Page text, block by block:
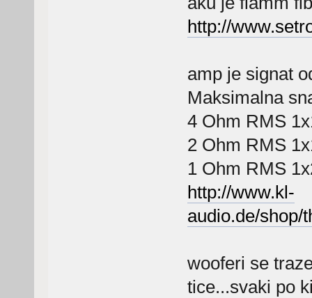
http://
amp je signat
Maksimalna
4 Ohm RMS
2 Ohm RMS
1 Ohm RMS
http://www.kl-
audio.de/shop/
wooferi se
tice...svaki po